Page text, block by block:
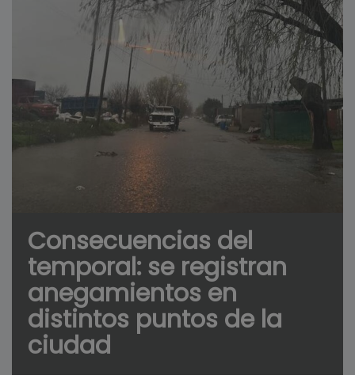
Consecuencias del
temporal: se registran
anegamientos en
distintos puntos de la
ciudad